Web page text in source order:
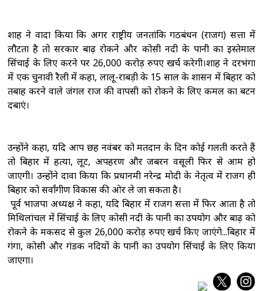
शाह ने वादा किया कि अगर राष्ट्रीय जनतांत्रिक गठबंधन (राजग) सत्ता में
लौटता है तो सरकार बाढ़ रोकने और कोसी नदी के पानी का इस्तेमाल
सिंचाई के लिए करने पर 26,000 करोड़ रुपए खर्च करेगी।शाह ने दरभंगा
में एक चुनावी रैली में कहा, लालू-राबड़ी के 15 साल के शासन में बिहार को
तबाह करने वाले जंगल राज की वापसी को रोकने के लिए कमल का बटन
दबाएं।
उन्होंने कहा, यदि आप छह नवंबर को मतदान के दिन कोई गलती करते हैं
तो बिहार में हत्या, लूट, अपहरण और जबरन वसूली फिर से आम हो
जाएगी। उन्होंने दावा किया कि प्रधानमंत्री नरेन्द्र मोदी के नेतृत्व में राजग ही
बिहार को सर्वांगीण विकास की ओर ले जा सकता है।
पूर्व भाजपा अध्यक्ष ने कहा, यदि बिहार में राजग सत्ता में फिर आता है तो
मिथिलांचल में सिंचाई के लिए कोसी नदी के पानी का उपयोग और बाढ़ को
रोकने के मकसद से कुल 26,000 करोड़ रुपए खर्च किए जाएंगे...बिहार में
गंगा, कोसी और गंडक नदियों के पानी का उपयोग सिंचाई के लिए किया
जाएगा।